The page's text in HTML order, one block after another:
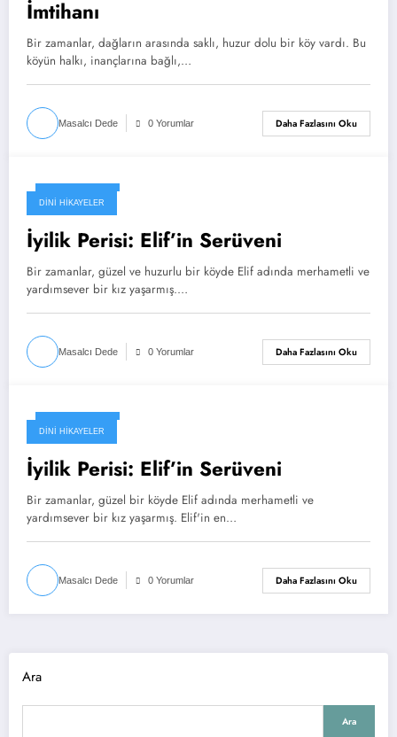
İmtihanı
Bir zamanlar, dağların arasında saklı, huzur dolu bir köy vardı. Bu
köyün halkı, inançlarına bağlı,…
Masalcı Dede 0 Yorumlar Daha Fazlasını Oku
Ekim 26, 2024
DINI HIKAYELER
İyilik Perisi: Elif’in Serüveni
Bir zamanlar, güzel ve huzurlu bir köyde Elif adında merhametli ve
yardımsever bir kız yaşarmış.…
Masalcı Dede 0 Yorumlar Daha Fazlasını Oku
Ekim 26, 2024
DINI HIKAYELER
İyilik Perisi: Elif’in Serüveni
Bir zamanlar, güzel bir köyde Elif adında merhametli ve
yardımsever bir kız yaşarmış. Elif'in en…
Masalcı Dede 0 Yorumlar Daha Fazlasını Oku
Ara
Ara